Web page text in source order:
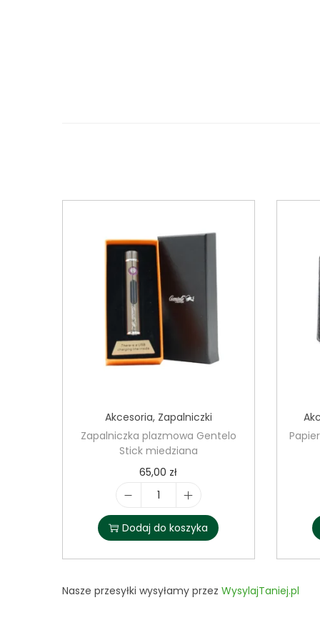
Akcesoria, Zapalniczki
Zapalniczka plazmowa Gentelo
Stick miedziana
65,00 zł
l
o
ś
Dodaj do koszyka
Nasze przesyłki wysyłamy przez WysylajTaniej.pl